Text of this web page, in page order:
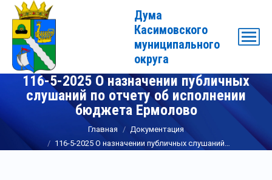
Дума
Касимовского
муниципального
округа
116-5-2025 О назначении публичных
слушаний по отчету об исполнении
бюджета Ермолово
Вы здесь: Главная
Документация
116-5-2025 О назначении публичных слушаний…